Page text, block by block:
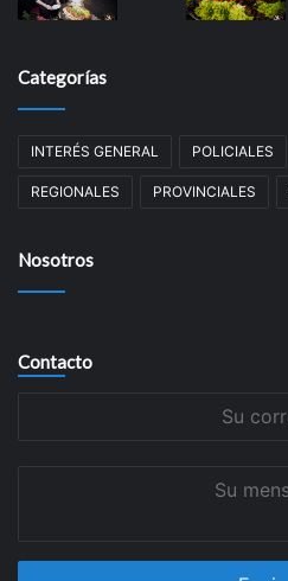
Categorías
INTERÉS GENERAL POLICIALES
REGIONALES PROVINCIALES
Nosotros
Contacto